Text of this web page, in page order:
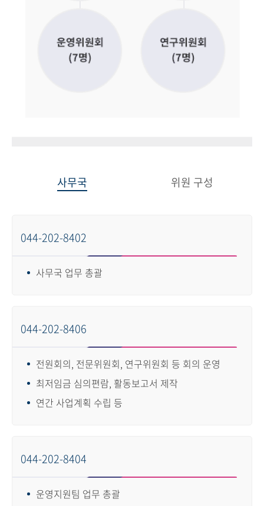
사무국 위원 구성
044-202-8402
사무국 업무 총괄
044-202-8406
전원회의, 전문위원회, 연구위원회 등 회의 운영
최저임금 심의편람, 활동보고서 제작
연간 사업계획 수립 등
044-202-8404
운영지원팀 업무 총괄